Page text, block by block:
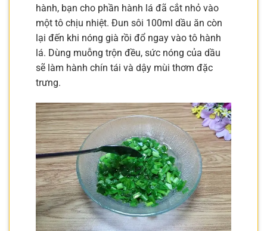
hành, bạn cho phần hành lá đã cắt nhỏ vào
một tô chịu nhiệt. Đun sôi 100ml dầu ăn còn
lại đến khi nóng già rồi đổ ngay vào tô hành
lá. Dùng muỗng trộn đều, sức nóng của dầu
sẽ làm hành chín tái và dậy mùi thơm đặc
trưng.